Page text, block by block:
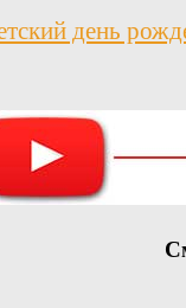
день